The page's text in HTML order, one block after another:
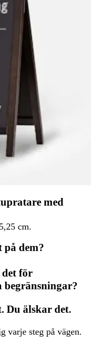
med
cm.
dem?
för
begränsningar?
Du älskar det.
varje steg på vägen.